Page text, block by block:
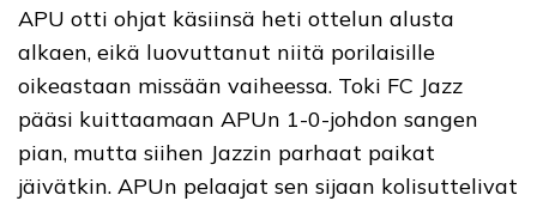
APU otti ohjat käsiinsä heti ottelun alusta
alkaen, eikä luovuttanut niitä porilaisille
oikeastaan missään vaiheessa. Toki FC Jazz
pääsi kuittaamaan APUn 1-0-johdon sangen
pian, mutta siihen Jazzin parhaat paikat
jäivätkin. APUn pelaajat sen sijaan kolisuttelivat